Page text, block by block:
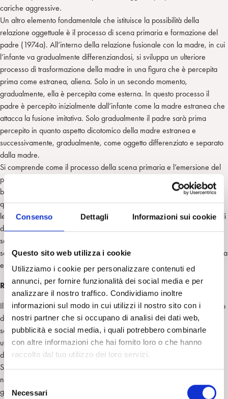
Consenso Dettagli Informazioni sui cookie
Questo sito web utilizza i cookie
Utilizziamo i cookie per personalizzare contenuti ed
annunci, per fornire funzionalità dei social media e per
analizzare il nostro traffico. Condividiamo inoltre
informazioni sul modo in cui utilizzi il nostro sito con i
nostri partner che si occupano di analisi dei dati web,
pubblicità e social media, i quali potrebbero combinarle
con altre informazioni che hai fornito loro o che hanno
raccolto dal tuo utilizzo dei loro servizi.
e
Necessari
cariche aggressive.
Un altro elemento fondamentale che istituisce la possibilità della
relazione oggettuale è il processo di scena primaria e formazione del
padre (1974a). All’interno della relazione fusionale con la madre, in cui
l’infante va gradualmente differenziandosi, si sviluppa un ulteriore
processo di trasformazione della madre in una figura che è percepita
prima come estranea, aliena. Solo in un secondo momento,
gradualmente, ella è percepita come esterna. In questo processo il
padre è percepito inizialmente dall’infante come la madre estranea che
attacca la fusione imitativa. Solo gradualmente il padre sarà prima
percepito in quanto aspetto dicotomico della madre estranea e
successivamente, gradualmente, come oggetto differenziato e separato
dalla madre.
Si comprende come il processo della scena primaria e l’emersione del
padre dalla madre rappresentino l’elemento fondamentale di uscita del
bambino dall’illusione magica dell’identità imitativa fusionale. Inoltre,
questa concezione di processo della scena primaria può fornire una
lettura alternativa al concetto di fantasma originario di scena primaria, di
derivazione filogenetica. In questo senso, infatti, essendo il processo di
separazione ed il vissuto di separatezza delle esperienze universali, la
scena primaria può essere considerata come derivato di una esperienza
esclusivamente ontogenetica.
Rappresentazione e simbolizzazione
Il modello teorico di Gaddini, come abbiamo visto, è fondato sullo studio
dei processi attraverso i quali si costituisce un senso della continuità di
sé, a partire dalle primissime esperienze di vita dell’infante. Si tratta,
utilizzando una terminologia diversa da quella strettamente gaddiniana,
del processo di costruzione del soggetto (o soggettivazione).
Se il concetto di apprendimento mentale del funzionamento fisiologico
nel continuum corpo-mente può far pensare ad una visione lineare-
genetica dello sviluppo psichico, ad uno sguardo più approfondito si